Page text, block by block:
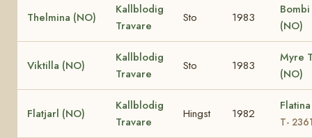
Thelmina (NO)
Kallblodig
Travare
Sto 1983
(NO)
Viktilla (NO)
Kallblodig
Travare
Sto 1983
Myre
(NO)
Flatjarl (NO)
Kallblodig
Travare
Hingst 1982
T-